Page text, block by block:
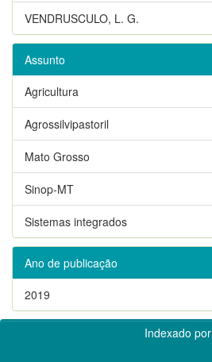
VENDRUSCULO, L. G.
Assunto
Agricultura
Agrossilvipastoril
Mato Grosso
Sinop-MT
Sistemas integrados
Ano de publicação
2019
Indexado por